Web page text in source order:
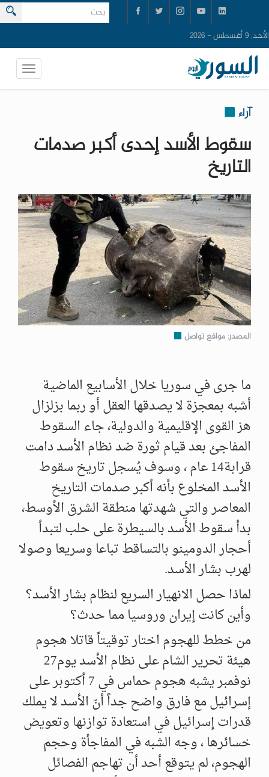
الأحد, 9 أغسطس - 2026
آراء
سقوط الأسد إحدى أكبر صدمات
التاريخ
المصدر: مواقع تواصل
ما جرى في سوريا خلال الأسابيع الماضية
أشبه بمعجزة لا يصدقها العقل أو ربما بزلزال
هز القوى الإقليمية والدولية، جاء السقوط
المفاجئ بعد قيام ثورة ضد نظام الأسد دامت
قرابة14 عام ، وسوف يُسجل تاريخ سقوط
الأسد المخلوع بأنه أكبر صدمات التاريخ
المعاصر والتي شهدتها منطقة الشرق الأوسط،
بدأ سقوط الأسد بالسيطرة على حلب لتبدأ
أحجار الدومينو بالتساقط تباعا وسريعا وصولا
لهرب بشار الأسد.
لماذا حصل الانهيار السريع لنظام بشار الأسد؟
وأين كانت إيران وروسيا مما حدث؟
من خطط للهجوم اختار توقيتاً قاتلا هجوم
هيئة تحرير الشام على نظام الأسد يوم27
نوفمبر يشبه هجوم حماس في 7 أكتوبر على
إسرائيل مع فارق واضح جداً أنّ الأسد لا يملك
قدرات إسرائيل في استعادة توازنها وتعويض
خسائرها ، وجه الشبه في المفاجأة وحجم
الهجوم، لم يتوقع أحد أن تهاجم الفصائل